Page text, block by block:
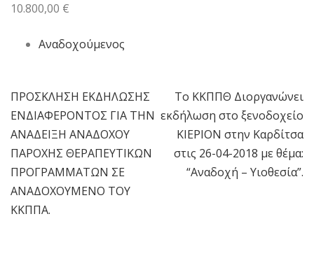
10.800,00 €
Αναδοχούμενος
Πλοήγηση
άρθρων
ΠΡΟΣΚΛΗΣΗ ΕΚΔΗΛΩΣΗΣ
ΕΝΔΙΑΦΕΡΟΝΤΟΣ ΓΙΑ ΤΗΝ
ΑΝΑΔΕΙΞΗ ΑΝΑΔΟΧΟΥ
ΠΑΡΟΧΗΣ ΘΕΡΑΠΕΥΤΙΚΩΝ
ΠΡΟΓΡΑΜΜΑΤΩΝ ΣΕ
ΑΝΑΔΟΧΟΥΜΕΝΟ ΤΟΥ
ΚΚΠΠΑ.
Το ΚΚΠΠΘ Διοργανώνει
εκδήλωση στο ξενοδοχείο
ΚΙΕΡΙΟΝ στην Καρδίτσα
στις 26-04-2018 με θέμα:
“Αναδοχή – Υιοθεσία”.